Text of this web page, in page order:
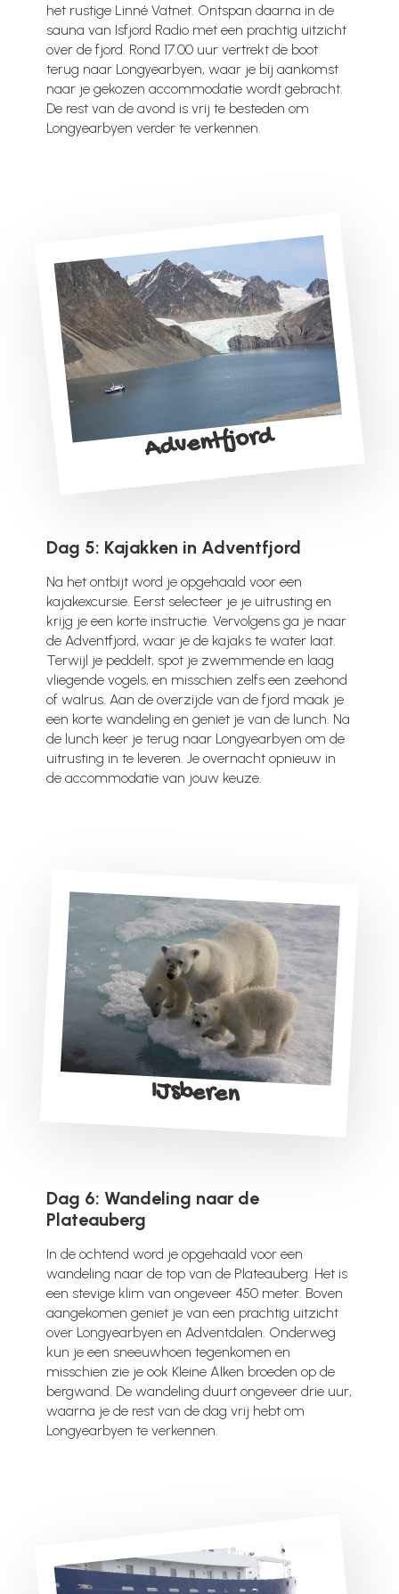
het rustige Linné Vatnet. Ontspan daarna in de
sauna van Isfjord Radio met een prachtig uitzicht
over de fjord. Rond 17.00 uur vertrekt de boot
terug naar Longyearbyen, waar je bij aankomst
naar je gekozen accommodatie wordt gebracht.
De rest van de avond is vrij te besteden om
Longyearbyen verder te verkennen.
Adventfjord
Dag 5: Kajakken in Adventfjord
Na het ontbijt word je opgehaald voor een
kajakexcursie. Eerst selecteer je je uitrusting en
krijg je een korte instructie. Vervolgens ga je naar
de Adventfjord, waar je de kajaks te water laat.
Terwijl je peddelt, spot je zwemmende en laag
vliegende vogels, en misschien zelfs een zeehond
of walrus. Aan de overzijde van de fjord maak je
een korte wandeling en geniet je van de lunch. Na
de lunch keer je terug naar Longyearbyen om de
uitrusting in te leveren. Je overnacht opnieuw in
de accommodatie van jouw keuze.
IJsberen
Dag 6: Wandeling naar de
Plateauberg
In de ochtend word je opgehaald voor een
wandeling naar de top van de Plateauberg. Het is
een stevige klim van ongeveer 450 meter. Boven
aangekomen geniet je van een prachtig uitzicht
over Longyearbyen en Adventdalen. Onderweg
kun je een sneeuwhoen tegenkomen en
misschien zie je ook Kleine Alken broeden op de
bergwand. De wandeling duurt ongeveer drie uur,
waarna je de rest van de dag vrij hebt om
Longyearbyen te verkennen.